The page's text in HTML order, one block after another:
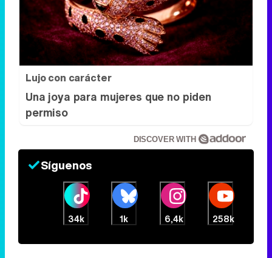
Lujo con carácter
Una joya para mujeres que no piden
permiso
DISCOVER WITH
Síguenos
34k 1k 6,4k 258k